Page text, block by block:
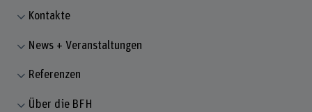
Kontakte
News + Veranstaltungen
Referenzen
Über die BFH